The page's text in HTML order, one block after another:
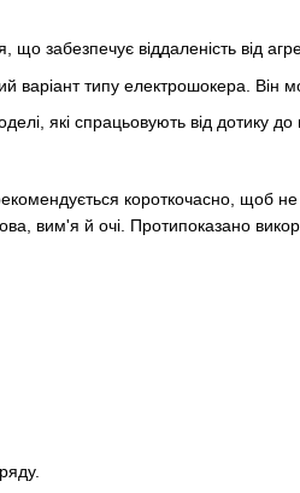
забезпечує віддаленість від
варіант типу електрошокера.
які спрацьовують від дотику
короткочасно, щоб
вим'я й очі. Протипоказано